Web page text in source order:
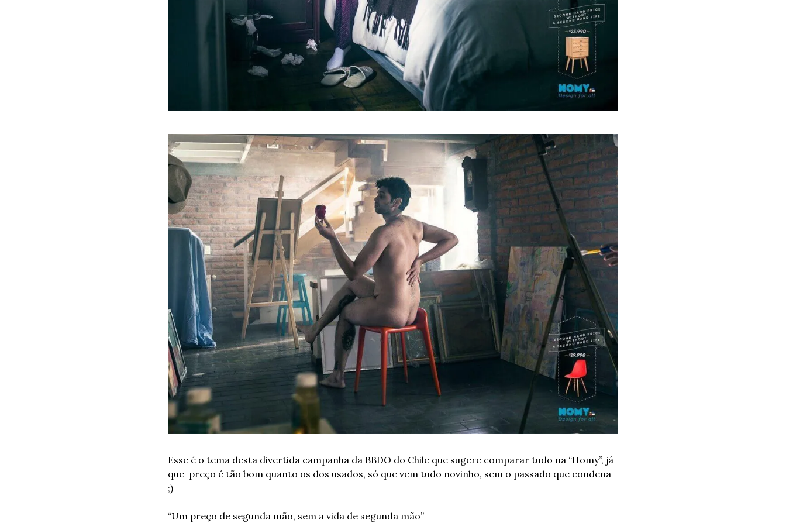
Esse é o tema desta divertida campanha da BBDO do Chile que sugere comparar tudo na “Homy”, já
que  preço é tão bom quanto os dos usados, só que vem tudo novinho, sem o passado que condena
;)
“Um preço de segunda mão, sem a vida de segunda mão”